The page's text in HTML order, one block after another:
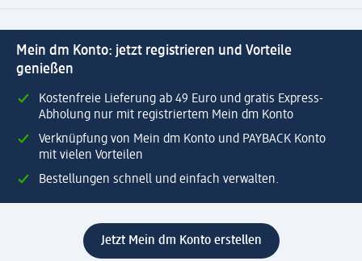
Mein dm Konto: jetzt registrieren und Vorteile
genießen
Kostenfreie Lieferung ab 49 Euro und gratis Express-
Abholung nur mit registriertem Mein dm Konto
Verknüpfung von Mein dm Konto und PAYBACK Konto
mit vielen Vorteilen
Bestellungen schnell und einfach verwalten.
Jetzt Mein dm Konto erstellen